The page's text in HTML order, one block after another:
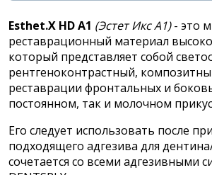
Esthet.X HD A1 (Эстет Икс А1)- это
реставрационный материал
который представляет собой
рентгеноконтрастный,
реставрации фронтальных и
постоянном, так и молочном
Его следует использовать после
подходящего адгезива для
сочетается со всеми адгезивными